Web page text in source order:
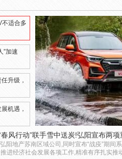
不适合多
”加速
升级，
机遇，
春风行动”联手雪中送炭!弘阳宣布两
阳地产苏南区域公司,同时宣布“战疫”期间
进经济社会发展各项工作,精准有序扎实推